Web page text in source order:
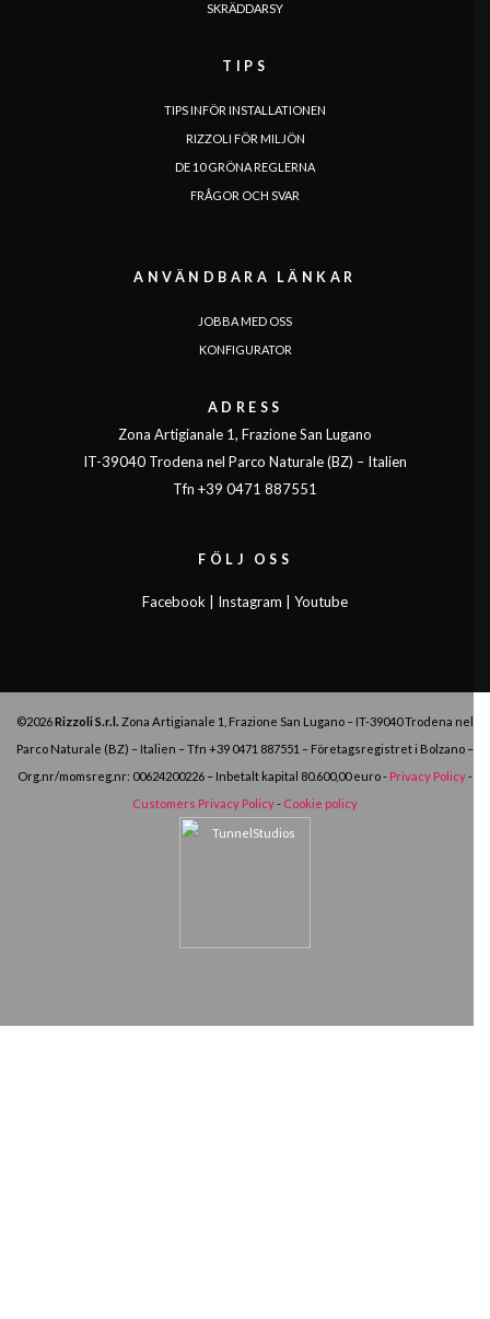
SKRÄDDARSY
TIPS
TIPS INFÖR INSTALLATIONEN
RIZZOLI FÖR MILJÖN
DE 10 GRÖNA REGLERNA
FRÅGOR OCH SVAR
ANVÄNDBARA LÄNKAR
JOBBA MED OSS
KONFIGURATOR
ADRESS
Zona Artigianale 1, Frazione San Lugano
IT-39040 Trodena nel Parco Naturale (BZ) – Italien
Tfn +39 0471 887551
FÖLJ OSS
Facebook Instagram Youtube
©2026Rizzoli S.r.l. Zona Artigianale 1, Frazione San Lugano – IT-39040 Trodena nel
Parco Naturale (BZ) – Italien – Tfn +39 0471 887551 – Företagsregistret i Bolzano –
Org.nr/momsreg.nr: 00624200226 – Inbetalt kapital 80.600,00 euro - Privacy Policy-
Customers Privacy Policy- Cookie policy